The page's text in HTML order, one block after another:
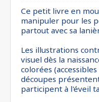
Ce petit livre en
manipuler pour les
partout avec sa
Les illustrations
visuel dès la
colorées
découpes
participent à l'éveil